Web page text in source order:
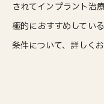
されてインプラント治
極的におすすめしてい
条件について、詳しく